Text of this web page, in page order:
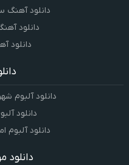
دانلود آهنگ
دانلود
دانلود
دانلود آلبوم
دانلود
دانلود آلبوم
دانلود